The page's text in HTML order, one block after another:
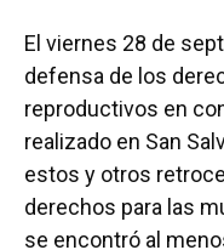
El viernes 28 de
defensa de los
reproductivos en
realizado en San
estos y otros
derechos para las
se encontró al